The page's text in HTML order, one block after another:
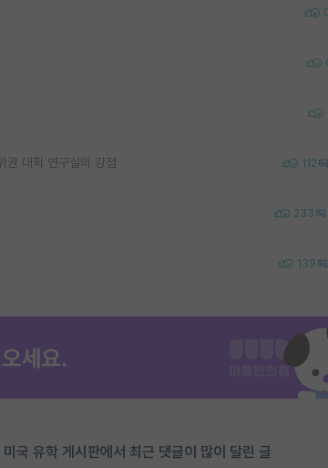
권 대학 연구실의 강점 112
233
139
미국 유학 게시판에서 최근 댓글이 많이 달린 글